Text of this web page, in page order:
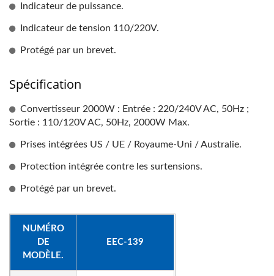
Indicateur de puissance.
Indicateur de tension 110/220V.
Protégé par un brevet.
Spécification
Convertisseur 2000W : Entrée : 220/240V AC, 50Hz ;
Sortie : 110/120V AC, 50Hz, 2000W Max.
Prises intégrées US / UE / Royaume-Uni / Australie.
Protection intégrée contre les surtensions.
Protégé par un brevet.
NUMÉRO
DE
MODÈLE.
EEC-139